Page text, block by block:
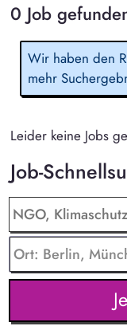
0 Job
Wir haben den
mehr
Leider keine Jobs
Job-